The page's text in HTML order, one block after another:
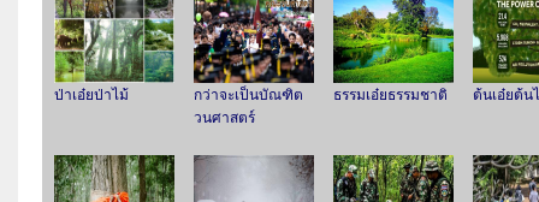
ป่าเอ๋ยป่าไม้
กว่าจะเป็นบัณฑิต
วนศาสตร์
ธรรมเอ๋ยธรรมชาติ ต้นเอ๋ยต้น